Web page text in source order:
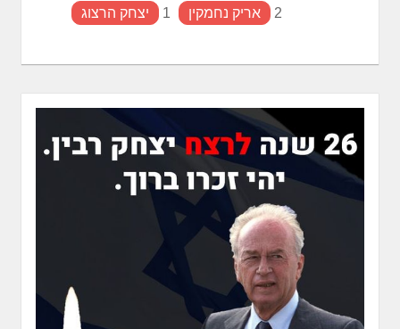
יצחק הרצוג 1 אריק נחמקין 2